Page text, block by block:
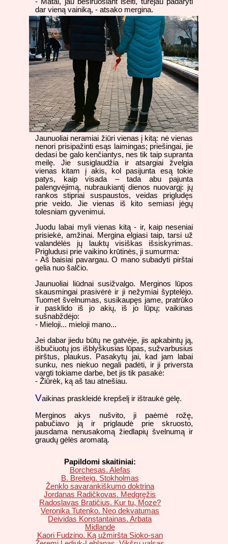
dar vieną vainiką, - atsako mergina.
Jaunuoliai neramiai žiūri vienas į kitą: nė vienas
nenori prisipažinti esąs laimingas; priešingai, jie
dedasi be galo kenčiantys, nes tik taip supranta
meilę. Jie susiglaudžia ir atsargiai žvelgia
vienas kitam į akis, kol pasijunta esą tokie
patys, kaip visada – tada abu pajunta
palengvėjimą, nubraukiantį dienos nuovargį: jų
rankos stipriai suspaustos, veidas prigludęs
prie veido. Jie vienas iš kito semiasi jėgų
tolesniam gyvenimui.
Juodu labai myli vienas kitą - ir, kaip neseniai
prisiekė, amžinai. Mergina elgiasi taip, tarsi už
valandėlės jų lauktų visiškas išsiskyrimas.
Prigludusi prie vaikino krūtinės, ji sumurma:
- Aš baisiai pavargau. O mano subadyti pirštai
gelia nuo šalčio.
Jaunuoliai liūdnai susižvalgo. Merginos lūpos
skausmingai prasivėrė ir ji nežymiai šyptelėjo.
Tuomet švelnumas, susikaupęs jame, pratrūko
ir pasklido iš jo akių, iš jo lūpų; vaikinas
sušnabždėjo:
- Mieloji... mieloji mano...
Jei dabar jiedu būtų ne gatvėje, jis apkabintų ją,
išbučiuotų jos išblyškusias lūpas, sužvarbusius
pirštus, plaukus. Pasakytų jai, kad jam labai
sunku, nes niekuo negali padėti, ir ji priversta
vargti tokiame darbe, bet jis tik pasakė:
- Žiūrėk, ką aš tau atnešiau.
Vaikinas praskleidė krepšelį ir ištraukė gėlę.
Merginos akys nušvito, ji paėmė rožę,
pabučiavo ją ir priglaudė prie skruosto,
jausdama nenusakomą žiedlapių švelnumą ir
graudų gėlės aromatą.
Papildomi skaitiniai:
Borchesas. Alefas
B. Breiteig. Stokholmas
Ženklo savarankiškumo doktrina
Jordanas Radičkovas. Medgręžis
Radoslavas Bratičius. Kur tu, Moze?
Veronika Tutenko. Neo dekvatumas
Deividas Konstantainas. Arbata
Midlande
Kaori Fudzino. Ką užmiršta Sioko-san